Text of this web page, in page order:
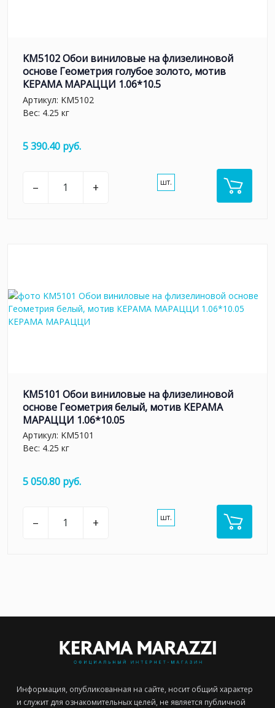
KM5102 Обои виниловые на флизелиновой
основе Геометрия голубое золото, мотив
КЕРАМА МАРАЦЦИ 1.06*10.5
Артикул: KM5102
Вес: 4.25 кг
5 390.40 руб.
– + шт.
KM5101 Обои виниловые на флизелиновой
основе Геометрия белый, мотив КЕРАМА
МАРАЦЦИ 1.06*10.05
Артикул: KM5101
Вес: 4.25 кг
5 050.80 руб.
– + шт.
Информация, опубликованная на сайте, носит общий характер
и служит для ознакомительных целей, не является публичной